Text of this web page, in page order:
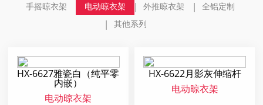
手摇晾衣架 电动晾衣架 外推晾衣架
全铝定制
其他系列
HX-6627雅瓷白（纯平零
内嵌）
电动晾衣架
HX-6622月影灰伸缩杆
电动晾衣架